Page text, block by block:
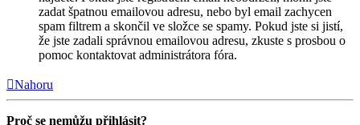
zadat špatnou emailovou adresu, nebo byl email zachycen
spam filtrem a skončil ve složce se spamy. Pokud jste si jistí,
že jste zadali správnou emailovou adresu, zkuste s prosbou o
pomoc kontaktovat administrátora fóra.
Nahoru
Proč se nemůžu přihlásit?